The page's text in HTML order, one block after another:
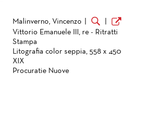
Malinverno, Vincenzo
Vittorio Emanuele III, re - Ritratti
Stampa
Litografia color seppia, 558 x 450
XIX
Procuratie Nuove